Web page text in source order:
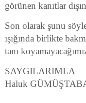
görünen kanıtlar
Son olarak şunu
ışığında birlikte
tanı
SAYGILARIMLA
Haluk